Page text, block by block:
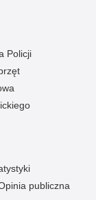
Policji
publiczna